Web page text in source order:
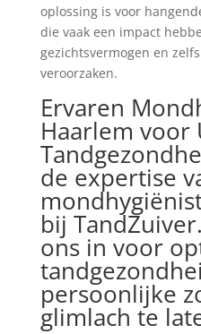
oplossing is voor
die vaak een impact
gezichtsvermogen en
veroorzaken.
Ervaren
Haarlem voor
de expertise
bij
ons in voor
persoonlijke
glimlach te